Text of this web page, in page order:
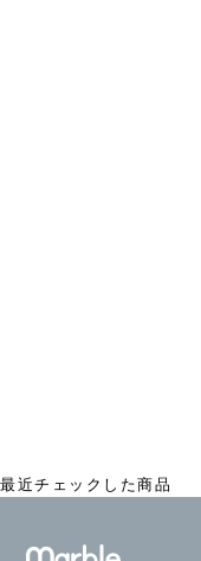
最近チェックした商品